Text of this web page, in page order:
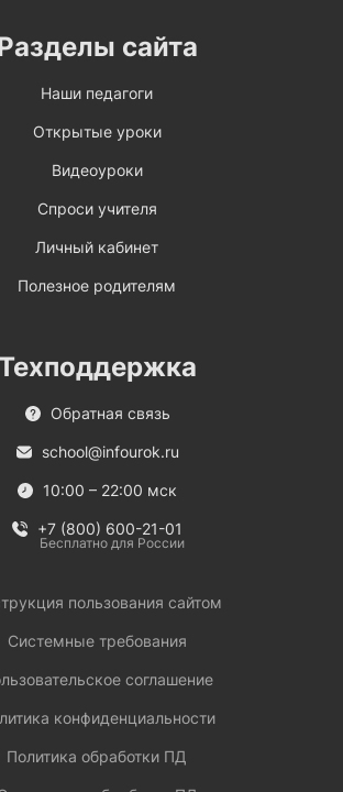
сайта
Наши педагоги
Открытые уроки
Видеоуроки
Спроси учителя
Личный кабинет
Полезное родителям
Обратная связь
school@infourok.ru
10:00 – 22:00 мск
+7 (800) 600-21-01
Бесплатно для России
пользования сайтом
Системные требования
соглашение
конфиденциальности
Политика обработки ПД